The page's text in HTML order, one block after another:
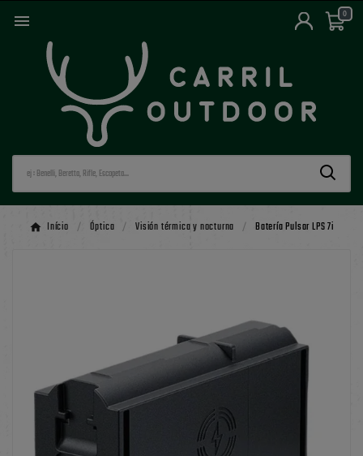
 0
Início Óptica Visión térmica y nocturna Batería Pulsar LPS 7i